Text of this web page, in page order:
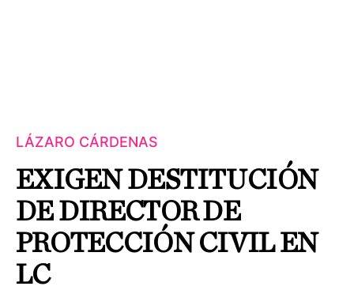
LÁZARO CÁRDENAS
EXIGEN DESTITUCIÓN
DE DIRECTOR DE
PROTECCIÓN CIVIL EN
LC